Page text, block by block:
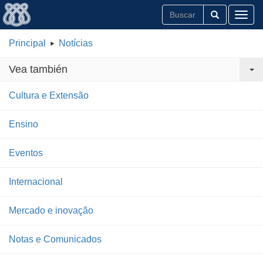
Principal Notícias
Vea también
Cultura e Extensão
Ensino
Eventos
Internacional
Mercado e inovação
Notas e Comunicados